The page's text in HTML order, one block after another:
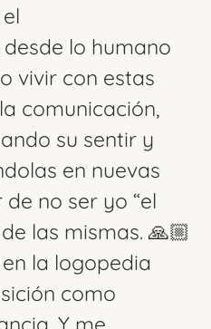
lo humano
vivir con estas
comunicación,
su sentir y
en nuevas
no ser yo “el
las mismas. 🙏🏼
la logopedia
como